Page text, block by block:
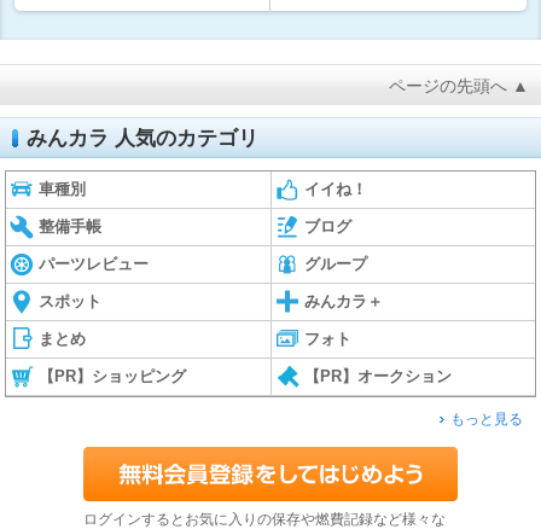
ページの先頭へ ▲
みんカラ 人気のカテゴリ
車種別 イイね！
整備手帳 ブログ
パーツレビュー グループ
スポット みんカラ＋
まとめ フォト
【PR】ショッピング 【PR】オークション
もっと見る
ログインするとお気に入りの保存や燃費記録など様々な